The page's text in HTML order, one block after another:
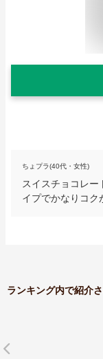
ちょプラ(40代・女性)
スイスチョコレー
イプでかなりコク
ランキング内で紹介